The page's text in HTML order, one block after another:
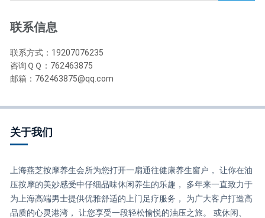
联系信息
联系方式：19207076235
咨询ＱＱ：762463875
邮箱：762463875@qq.com
关于我们
上海燕芝按摩养生会所为您打开一扇通往健康养生窗户， 让你在油
压按摩的美妙感受中仔细品味休闲养生的乐趣， 多年来一直致力于
为上海高端男士提供优雅舒适的上门足疗服务， 为广大客户打造高
品质的心灵港湾， 让您享受一段轻松愉悦的油压之旅。 或休闲、